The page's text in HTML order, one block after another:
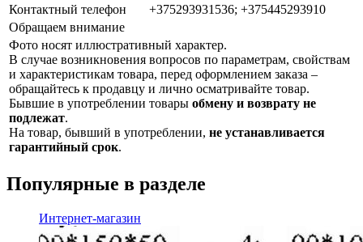
Контактный телефон
+375293931536; +375445293910
Обращаем внимание
Фото носят иллюстративный характер.
В случае возникновения вопросов по параметрам, свойствам
и характеристикам товара, перед оформлением заказа –
обращайтесь к продавцу и лично осматривайте товар.
Бывшие в употреблении товары обмену и возврату не
подлежат.
На товар, бывший в употреблении, не устанавливается
гарантийный срок.
Популярные в разделе
Интернет-магазин